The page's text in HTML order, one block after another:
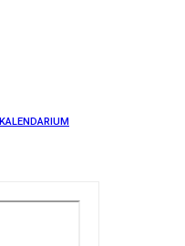
KALENDARIUM